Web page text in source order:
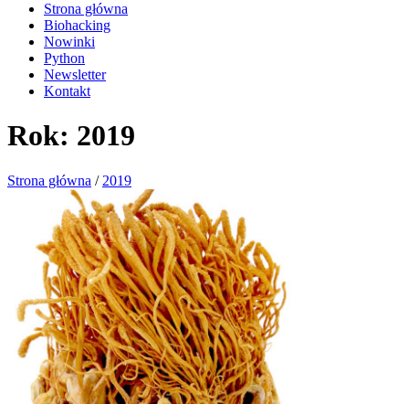
Strona główna
Biohacking
Nowinki
Python
Newsletter
Kontakt
Rok: 2019
Strona główna / 2019